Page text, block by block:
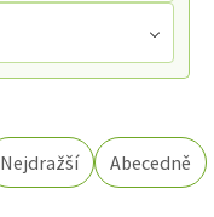
Nejdražší Abecedně